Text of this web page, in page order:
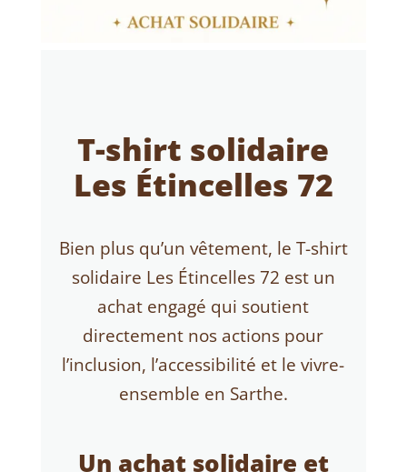
T-shirt solidaire
Les Étincelles 72
Bien plus qu’un vêtement, le T-shirt
solidaire Les Étincelles 72 est un
achat engagé qui soutient
directement nos actions pour
l’inclusion, l’accessibilité et le vivre-
ensemble en Sarthe.
Un achat solidaire et